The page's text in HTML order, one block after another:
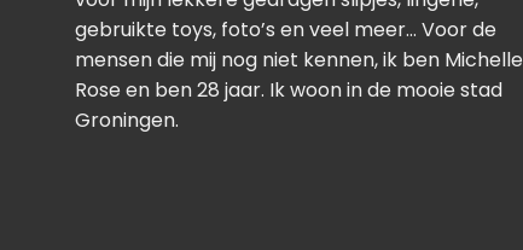
gebruikte toys, foto’s en veel meer… Voor de
mensen die mij nog niet kennen, ik ben Michelle
Rose en ben 28 jaar. Ik woon in de mooie stad
Groningen.